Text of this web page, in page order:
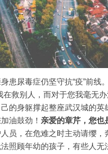
患尿毒症仍坚守抗“疫”前
救别人，而对于您我毫无
的身躯撑起整座武汉城的
油鼓劲！ 亲爱的章芹，您也
员，在危难之时主动请缨
照顾年幼的孩子，有些人无